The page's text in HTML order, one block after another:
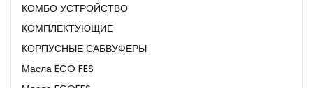
КОМБО УСТРОЙСТВО
КОМПЛЕКТУЮЩИЕ
КОРПУСНЫЕ САБВУФЕРЫ
Масла ECO FES